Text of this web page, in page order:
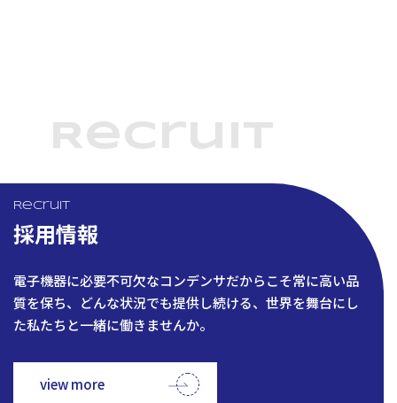
Recruit
Recruit
採用情報
電子機器に必要不可欠なコンデンサだからこそ常に高い品
質を保ち、どんな状況でも提供し続ける、世界を舞台にし
た私たちと一緒に働きませんか。
view more